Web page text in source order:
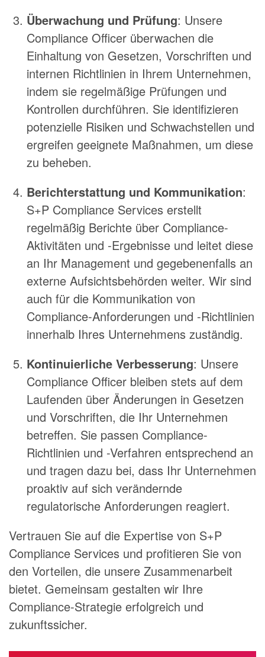
Überwachung und Prüfung: Unsere
Compliance Officer überwachen die
Einhaltung von Gesetzen, Vorschriften und
internen Richtlinien in Ihrem Unternehmen,
indem sie regelmäßige Prüfungen und
Kontrollen durchführen. Sie identifizieren
potenzielle Risiken und Schwachstellen und
ergreifen geeignete Maßnahmen, um diese
zu beheben.
Berichterstattung und Kommunikation:
S+P Compliance Services erstellt
regelmäßig Berichte über Compliance-
Aktivitäten und -Ergebnisse und leitet diese
an Ihr Management und gegebenenfalls an
externe Aufsichtsbehörden weiter. Wir sind
auch für die Kommunikation von
Compliance-Anforderungen und -Richtlinien
innerhalb Ihres Unternehmens zuständig.
Kontinuierliche Verbesserung: Unsere
Compliance Officer bleiben stets auf dem
Laufenden über Änderungen in Gesetzen
und Vorschriften, die Ihr Unternehmen
betreffen. Sie passen Compliance-
Richtlinien und -Verfahren entsprechend an
und tragen dazu bei, dass Ihr Unternehmen
proaktiv auf sich verändernde
regulatorische Anforderungen reagiert.
Vertrauen Sie auf die Expertise von S+P
Compliance Services und profitieren Sie von
den Vorteilen, die unsere Zusammenarbeit
bietet. Gemeinsam gestalten wir Ihre
Compliance-Strategie erfolgreich und
zukunftssicher.